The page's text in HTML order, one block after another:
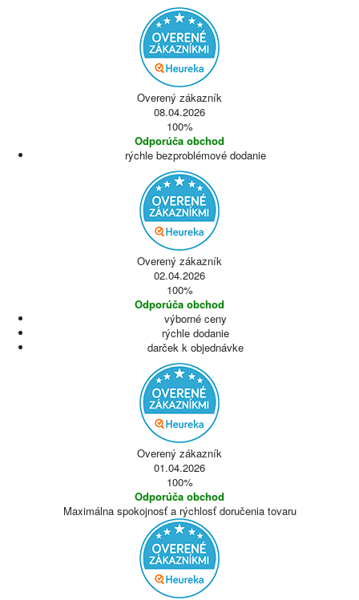
Overený zákazník
08.04.2026
100%
Odporúča obchod
rýchle bezproblémové dodanie
Overený zákazník
02.04.2026
100%
Odporúča obchod
výborné ceny
rýchle dodanie
darček k objednávke
Overený zákazník
01.04.2026
100%
Odporúča obchod
Maximálna spokojnosť a rýchlosť doručenia tovaru